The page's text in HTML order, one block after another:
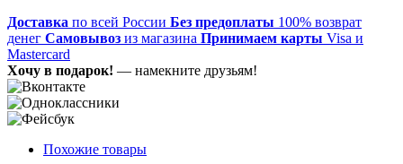
Доставка по всей России Без предоплаты 100% возврат
денег Самовывоз из магазина Принимаем карты Visa и
Mastercard
Хочу в подарок! — намекните друзьям!
Похожие товары